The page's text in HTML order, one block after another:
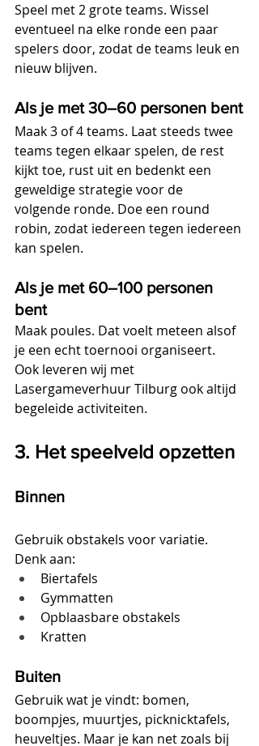
Speel met 2 grote teams. Wissel
eventueel na elke ronde een paar
spelers door, zodat de teams leuk en
nieuw blijven.
Als je met 30–60 personen bent
Maak 3 of 4 teams. Laat steeds twee
teams tegen elkaar spelen, de rest
kijkt toe, rust uit en bedenkt een
geweldige strategie voor de
volgende ronde. Doe een round
robin, zodat iedereen tegen iedereen
kan spelen.
Als je met 60–100 personen
bent
Maak poules. Dat voelt meteen alsof
je een echt toernooi organiseert.
Ook leveren wij met
Lasergameverhuur Tilburg ook altijd
begeleide activiteiten.
3. Het speelveld opzetten
Binnen
Gebruik obstakels voor variatie.
Denk aan:
Biertafels
Gymmatten
Opblaasbare obstakels
Kratten
Buiten
Gebruik wat je vindt: bomen,
boompjes, muurtjes, picknicktafels,
heuveltjes. Maar je kan net zoals bij